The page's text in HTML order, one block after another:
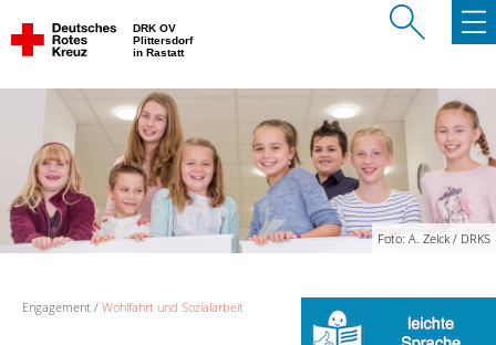
DRK OV
Plittersdorf
in Rastatt
Foto: A. Zelck / DRKS
Engagement Wohlfahrt und Sozialarbeit